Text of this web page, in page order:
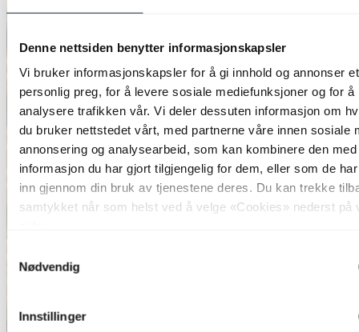
Denne nettsiden benytter informasjonskapsler
Vi bruker informasjonskapsler for å gi innhold og annonser et
personlig preg, for å levere sosiale mediefunksjoner og for å
analysere trafikken vår. Vi deler dessuten informasjon om
du bruker nettstedet vårt, med partnerne våre innen sosiale
annonsering og analysearbeid, som kan kombinere den med
informasjon du har gjort tilgjengelig for dem, eller som de
inn gjennom din bruk av tjenestene deres. Du kan trekke
samtykket når som helst ved å velge «Cookies» nederst på
Nødvendig
Innstillinger